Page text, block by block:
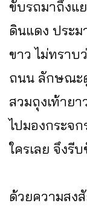
ขับรถมาถึงแ
ดินแดง ประ
ขาว ไม่ทรา
ถนน ลักษณะ
สวมถุงเท้าย
ไปมองกระจ
ใครเลย จึง
ด้วยความสง